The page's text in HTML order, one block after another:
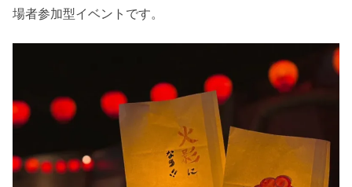
場者参加型イベントです。